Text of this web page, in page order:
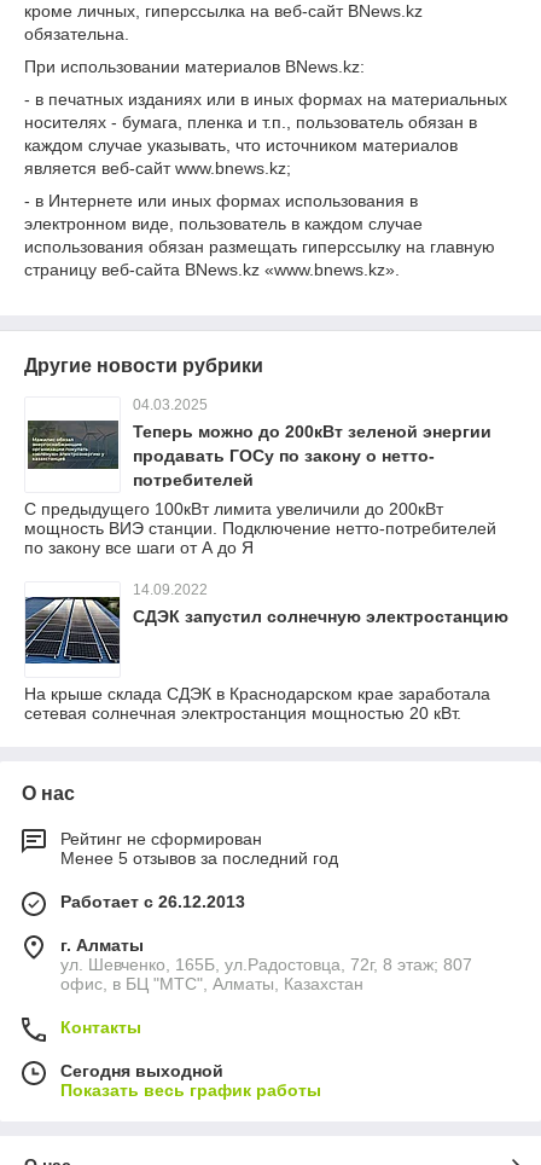
кроме личных, гиперссылка на веб-сайт BNews.kz
обязательна.
При использовании материалов BNews.kz:
- в печатных изданиях или в иных формах на материальных
носителях - бумага, пленка и т.п., пользователь обязан в
каждом случае указывать, что источником материалов
является веб-сайт www.bnews.kz;
- в Интернете или иных формах использования в
электронном виде, пользователь в каждом случае
использования обязан размещать гиперссылку на главную
страницу веб-сайта BNews.kz «www.bnews.kz».
Другие новости рубрики
04.03.2025
Теперь можно до 200кВт зеленой энергии
продавать ГОСу по закону о нетто-
потребителей
С предыдущего 100кВт лимита увеличили до 200кВт
мощность ВИЭ станции. Подключение нетто-потребителей
по закону все шаги от А до Я
14.09.2022
СДЭК запустил солнечную электростанцию
На крыше склада СДЭК в Краснодарском крае заработала
сетевая солнечная электростанция мощностью 20 кВт.
О нас
Рейтинг не сформирован
Менее 5 отзывов за последний год
Работает с 26.12.2013
г. Алматы
ул. Шевченко, 165Б, ул.​Радостовца, 72г, 8 этаж; 807
офис, в БЦ "МТС", Алматы, Казахстан
Контакты
Сегодня выходной
Показать весь график работы